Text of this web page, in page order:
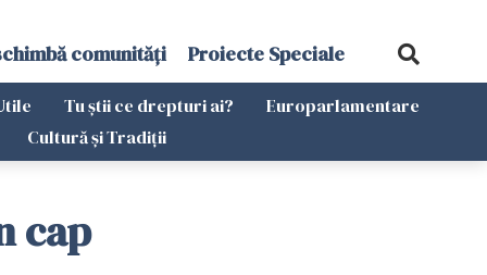
comunități Proiecte Speciale
Tu știi ce drepturi ai?
Europarlamentare
Cultură și Tradiții
cap